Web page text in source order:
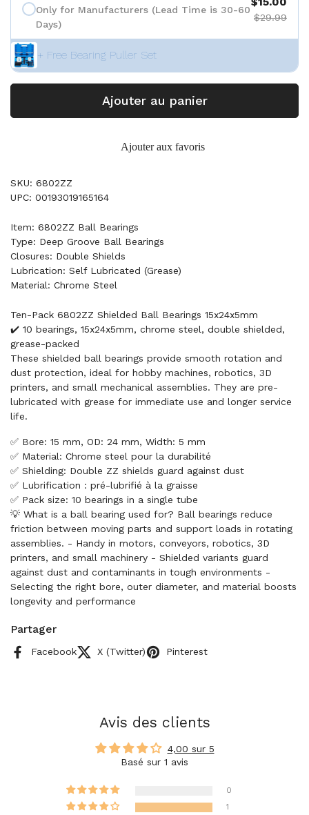
Only for Manufacturers (Lead Time is 30-60
Days)
$29.99
+ Free Bearing Puller Set
Ajouter au panier
Ajouter aux favoris
SKU: 6802ZZ
UPC: 00193019165164
Item: 6802ZZ Ball Bearings
Type: Deep Groove Ball Bearings
Closures: Double Shields
Lubrication: Self Lubricated (Grease)
Material: Chrome Steel
Ten-Pack 6802ZZ Shielded Ball Bearings 15x24x5mm
✔️ 10 bearings, 15x24x5mm, chrome steel, double shielded,
grease-packed
These shielded ball bearings provide smooth rotation and
dust protection, ideal for hobby machines, robotics, 3D
printers, and small mechanical assemblies. They are pre-
lubricated with grease for immediate use and longer service
life.
✅ Bore: 15 mm, OD: 24 mm, Width: 5 mm
✅ Material: Chrome steel pour la durabilité
✅ Shielding: Double ZZ shields guard against dust
✅ Lubrification : pré-lubrifié à la graisse
✅ Pack size: 10 bearings in a single tube
💡 What is a ball bearing used for? Ball bearings reduce
friction between moving parts and support loads in rotating
assemblies. - Handy in motors, conveyors, robotics, 3D
printers, and small machinery - Shielded variants guard
against dust and contaminants in tough environments -
Selecting the right bore, outer diameter, and material boosts
longevity and performance
Partager
Facebook X (Twitter) Pinterest
Avis des clients
4,00 sur 5
Basé sur 1 avis
0
1